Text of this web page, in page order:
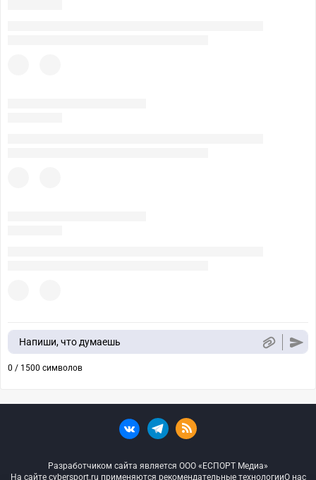
Напиши, что думаешь
0 / 1500 символов
Разработчиком сайта является ООО «ЕСПОРТ Медиа»
На сайте cybersport.ru применяются рекомендательные технологииО нас